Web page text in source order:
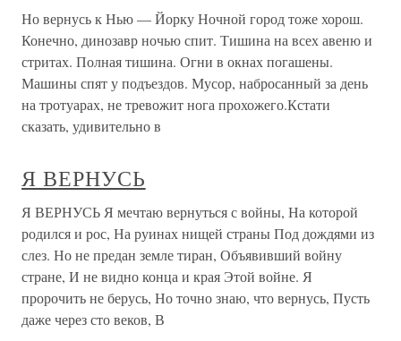
Но вернусь к Нью — Йорку Ночной город тоже хорош.
Конечно, динозавр ночью спит. Тишина на всех авеню и
стритах. Полная тишина. Огни в окнах погашены.
Машины спят у подъездов. Мусор, набросанный за день
на тротуарах, не тревожит нога прохожего.Кстати
сказать, удивительно в
Я ВЕРНУСЬ
Я ВЕРНУСЬ Я мечтаю вернуться с войны, На которой
родился и рос, На руинах нищей страны Под дождями из
слез. Но не предан земле тиран, Объявивший войну
стране, И не видно конца и края Этой войне. Я
пророчить не берусь, Но точно знаю, что вернусь, Пусть
даже через сто веков, В